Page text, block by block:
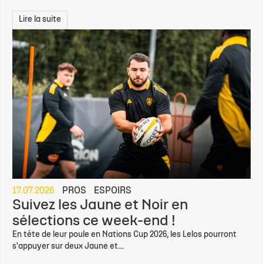
Lire la suite
17.07.2026 PROS ESPOIRS
Suivez les Jaune et Noir en
sélections ce week-end !
En tête de leur poule en Nations Cup 2026, les Lelos pourront
s'appuyer sur deux Jaune et...